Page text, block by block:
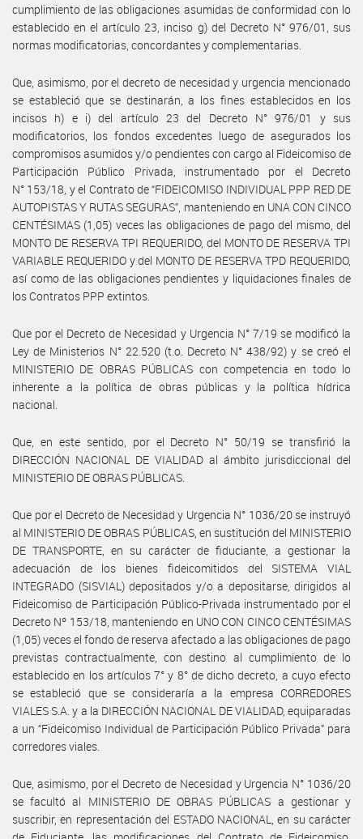
cumplimiento de las obligaciones asumidas de conformidad con lo
establecido en el artículo 23, inciso g) del Decreto N° 976/01, sus
normas modificatorias, concordantes y complementarias.
Que, asimismo, por el decreto de necesidad y urgencia mencionado
se estableció que se destinarán, a los fines establecidos en los
incisos h) e i) del artículo 23 del Decreto N° 976/01 y sus
modificatorios, los fondos excedentes luego de asegurados los
compromisos asumidos y/o pendientes con cargo al Fideicomiso de
Participación Público Privada, instrumentado por el Decreto
N° 153/18, y el Contrato de “FIDEICOMISO INDIVIDUAL PPP RED DE
AUTOPISTAS Y RUTAS SEGURAS”, manteniendo en UNA CON CINCO
CENTÉSIMAS (1,05) veces las obligaciones de pago del mismo, del
MONTO DE RESERVA TPI REQUERIDO, del MONTO DE RESERVA TPI
VARIABLE REQUERIDO y del MONTO DE RESERVA TPD REQUERIDO,
así como de las obligaciones pendientes y liquidaciones finales de
los Contratos PPP extintos.
Que por el Decreto de Necesidad y Urgencia N° 7/19 se modificó la
Ley de Ministerios N° 22.520 (t.o. Decreto N° 438/92) y se creó el
MINISTERIO DE OBRAS PÚBLICAS con competencia en todo lo
inherente a la política de obras públicas y la política hídrica
nacional.
Que, en este sentido, por el Decreto N° 50/19 se transfirió la
DIRECCIÓN NACIONAL DE VIALIDAD al ámbito jurisdiccional del
MINISTERIO DE OBRAS PÚBLICAS.
Que por el Decreto de Necesidad y Urgencia N° 1036/20 se instruyó
al MINISTERIO DE OBRAS PÚBLICAS, en sustitución del MINISTERIO
DE TRANSPORTE, en su carácter de fiduciante, a gestionar la
adecuación de los bienes fideicomitidos del SISTEMA VIAL
INTEGRADO (SISVIAL) depositados y/o a depositarse, dirigidos al
Fideicomiso de Participación Público-Privada instrumentado por el
Decreto Nº 153/18, manteniendo en UNO CON CINCO CENTÉSIMAS
(1,05) veces el fondo de reserva afectado a las obligaciones de pago
previstas contractualmente, con destino al cumplimiento de lo
establecido en los artículos 7° y 8° de dicho decreto, a cuyo efecto
se estableció que se consideraría a la empresa CORREDORES
VIALES S.A. y a la DIRECCIÓN NACIONAL DE VIALIDAD, equiparadas
a un “Fideicomiso Individual de Participación Público Privada” para
corredores viales.
Que, asimismo, por el Decreto de Necesidad y Urgencia N° 1036/20
se facultó al MINISTERIO DE OBRAS PÚBLICAS a gestionar y
suscribir, en representación del ESTADO NACIONAL, en su carácter